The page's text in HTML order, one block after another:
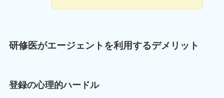
研修医がエージェントを利用するデメリット
登録の心理的ハードル